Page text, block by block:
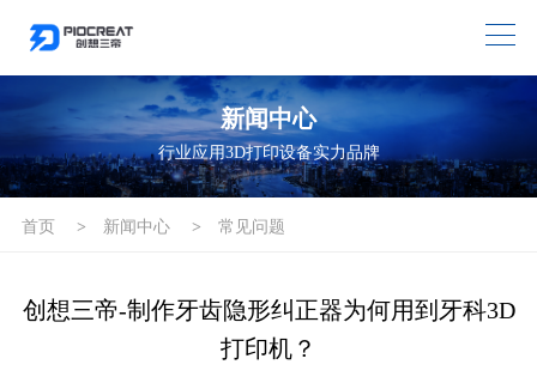
新闻中心
行业应用3D打印设备实力品牌
首页 > 新闻中心 > 常见问题
创想三帝-制作牙齿隐形纠正器为何用到牙科3D
打印机？